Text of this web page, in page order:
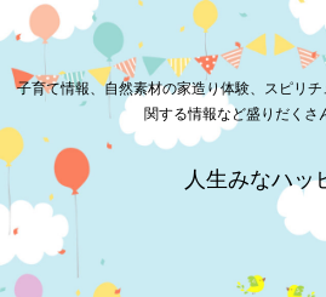
子育て情報、自然素材の家造り体験、スピリ
関する情報など盛りだくさ
人生みなハッ